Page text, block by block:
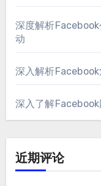
深度解析
动
深入解析
深入了解
近期评论